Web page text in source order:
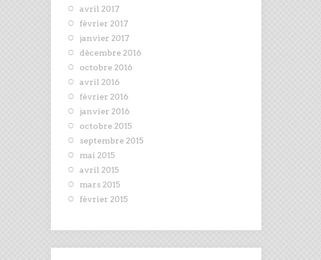
avril 2017
février 2017
janvier 2017
décembre 2016
octobre 2016
avril 2016
février 2016
janvier 2016
octobre 2015
septembre 2015
mai 2015
avril 2015
mars 2015
février 2015